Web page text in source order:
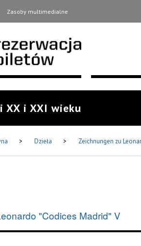
Zasoby multimedialne
XX i XXI wieku
> Dzieła > Zeichnungen zu
"Codices Madrid" V